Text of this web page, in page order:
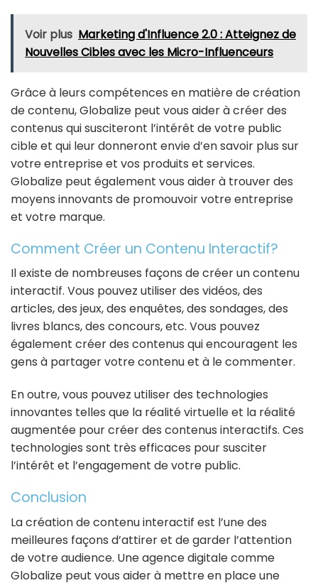
Voir plus Marketing d'Influence 2.0 : Atteignez de
Nouvelles Cibles avec les Micro-Influenceurs
Grâce à leurs compétences en matière de création
de contenu, Globalize peut vous aider à créer des
contenus qui susciteront l’intérêt de votre public
cible et qui leur donneront envie d’en savoir plus sur
votre entreprise et vos produits et services.
Globalize peut également vous aider à trouver des
moyens innovants de promouvoir votre entreprise
et votre marque.
Comment Créer un Contenu Interactif?
Il existe de nombreuses façons de créer un contenu
interactif. Vous pouvez utiliser des vidéos, des
articles, des jeux, des enquêtes, des sondages, des
livres blancs, des concours, etc. Vous pouvez
également créer des contenus qui encouragent les
gens à partager votre contenu et à le commenter.
En outre, vous pouvez utiliser des technologies
innovantes telles que la réalité virtuelle et la réalité
augmentée pour créer des contenus interactifs. Ces
technologies sont très efficaces pour susciter
l’intérêt et l’engagement de votre public.
Conclusion
La création de contenu interactif est l’une des
meilleures façons d’attirer et de garder l’attention
de votre audience. Une agence digitale comme
Globalize peut vous aider à mettre en place une